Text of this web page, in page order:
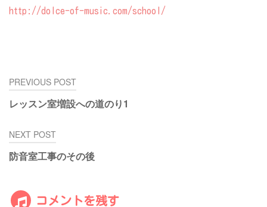
http://dolce-of-music.com/school/
投
稿
ナ
ゲ
ー
シ
ン
PREVIOUS POST
レッスン室増設への道のり1
NEXT POST
防音室工事のその後
コメントを残す